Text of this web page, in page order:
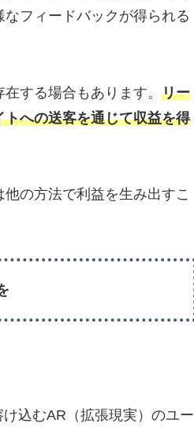
フィードバックが得られる
する場合もあります。 リー
への送客を通じて収益を得
の方法で利益を生み出すこ
込むAR（拡張現実）のユー